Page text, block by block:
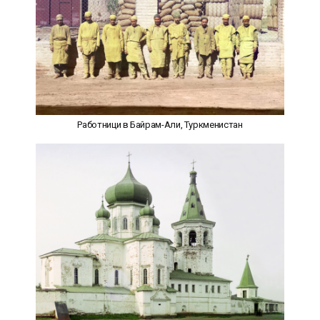
Работници в Байрам-Али, Туркменистан